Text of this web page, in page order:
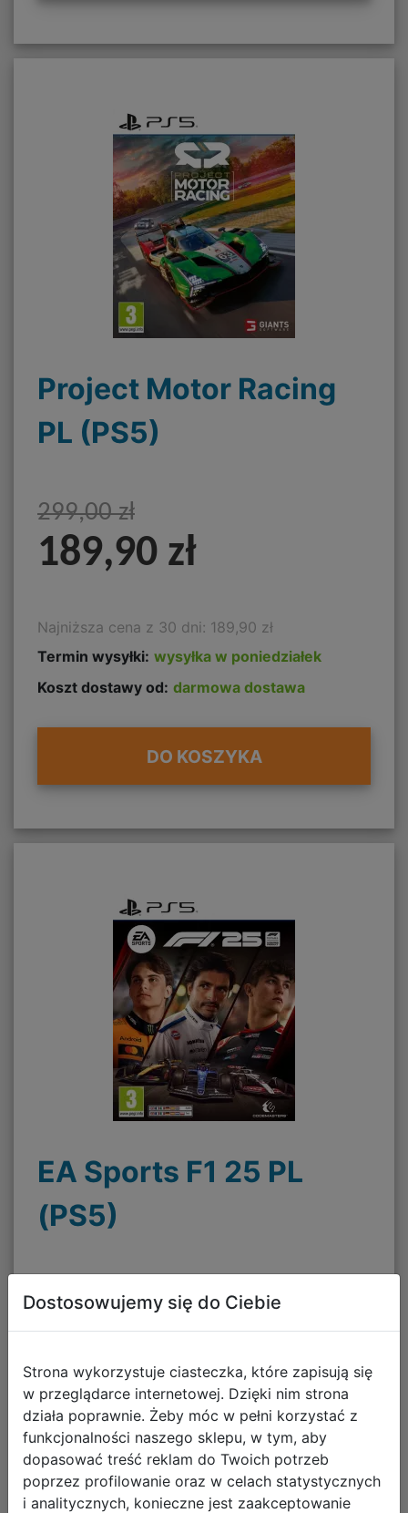
Project Motor Racing
PL (PS5)
299,00 zł
189,90 zł
Najniższa cena z 30 dni: 189,90 zł
Termin wysyłki: wysyłka w poniedziałek
Koszt dostawy od: darmowa dostawa
DO KOSZYKA
EA Sports F1 25 PL
(PS5)
349,90 zł
147,88 zł
Najniższa cena z 30 dni: 147,88 zł
Termin wysyłki: wysyłka jutro
Koszt dostawy od: darmowa dostawa
Dostosowujemy się do Ciebie
Strona wykorzystuje ciasteczka, które zapisują się
w przeglądarce internetowej. Dzięki nim strona
działa poprawnie. Żeby móc w pełni korzystać z
funkcjonalności naszego sklepu, w tym, aby
dopasować treść reklam do Twoich potrzeb
poprzez profilowanie oraz w celach statystycznych
i analitycznych, konieczne jest zaakceptowanie